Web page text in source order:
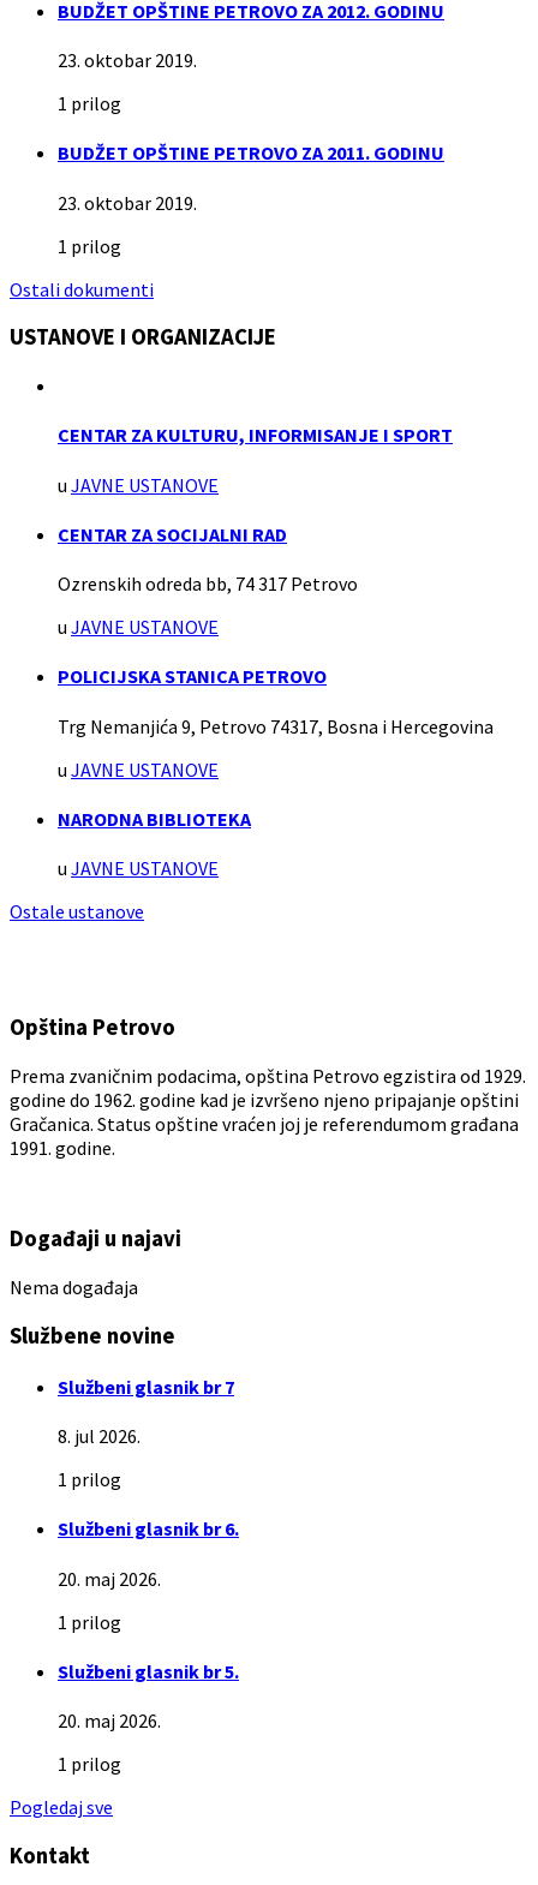
BUDŽET OPŠTINE PETROVO ZA 2012. GODINU
23. oktobar 2019.
1 prilog
BUDŽET OPŠTINE PETROVO ZA 2011. GODINU
23. oktobar 2019.
1 prilog
Ostali dokumenti
USTANOVE I ORGANIZACIJE
CENTAR ZA KULTURU, INFORMISANJE I SPORT
u JAVNE USTANOVE
CENTAR ZA SOCIJALNI RAD
Ozrenskih odreda bb, 74 317 Petrovo
u JAVNE USTANOVE
POLICIJSKA STANICA PETROVO
Trg Nemanjića 9, Petrovo 74317, Bosna i Hercegovina
u JAVNE USTANOVE
NARODNA BIBLIOTEKA
u JAVNE USTANOVE
Ostale ustanove
Opština Petrovo
Prema zvaničnim podacima, opština Petrovo egzistira od 1929.
godine do 1962. godine kad je izvršeno njeno pripajanje opštini
Gračanica. Status opštine vraćen joj je referendumom građana
1991. godine.
Događaji u najavi
Nema događaja
Službene novine
Službeni glasnik br 7
8. jul 2026.
1 prilog
Službeni glasnik br 6.
20. maj 2026.
1 prilog
Službeni glasnik br 5.
20. maj 2026.
1 prilog
Pogledaj sve
Kontakt